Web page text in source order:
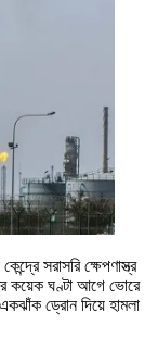
সরাসরি ক্ষেপণাস্ত্র
কয়েক ঘণ্টা আগে ভোরে
ড্রোন দিয়ে হামলা